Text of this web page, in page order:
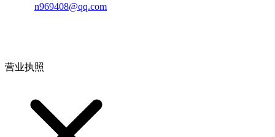
n969408@qq.com
营业执照